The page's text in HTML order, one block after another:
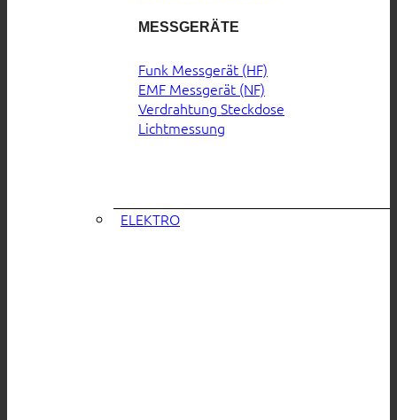
MESSGERÄTE
Funk Messgerät (HF)
EMF Messgerät (NF)
Verdrahtung Steckdose
Lichtmessung
ELEKTRO